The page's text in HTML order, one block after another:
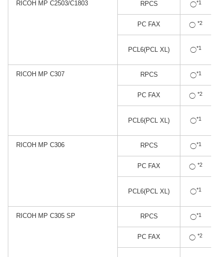
RICOH MP C2503/C1803 RPCS ◯*1
PC FAX ◯ *2
PCL6(PCL XL) ◯*1
RICOH MP C307 RPCS ◯*1
PC FAX ◯ *2
PCL6(PCL XL) ◯*1
RICOH MP C306 RPCS ◯*1
PC FAX ◯ *2
PCL6(PCL XL) ◯*1
RICOH MP C305 SP RPCS ◯*1
PC FAX ◯ *2